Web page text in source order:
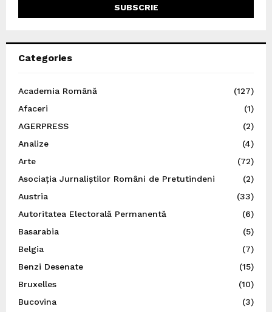
Categories
Academia Română
(127)
Afaceri
(1)
AGERPRESS
(2)
Analize
(4)
Arte
(72)
Asociația Jurnaliștilor Români de Pretutindeni
(2)
Austria
(33)
Autoritatea Electorală Permanentă
(6)
Basarabia
(5)
Belgia
(7)
Benzi Desenate
(15)
Bruxelles
(10)
Bucovina
(3)